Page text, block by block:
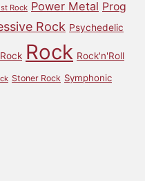
Rock Power Metal Prog
Rock Psychedelic
Rock Rock'n'Roll
Stoner Rock Symphonic